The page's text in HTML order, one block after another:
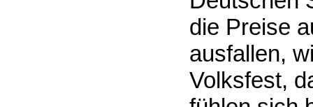
die Preise
ausfallen,
Volksfest,